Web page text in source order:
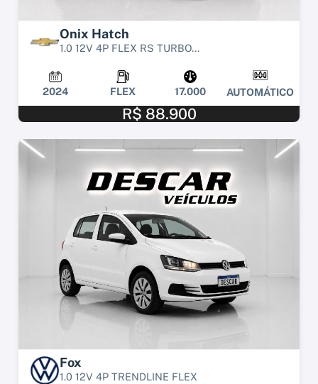
Onix Hatch
1.0 12V 4P FLEX RS TURBO...
2024 FLEX 17.000 AUTOMÁTICO
R$ 88.900
Fox
1.0 12V 4P TRENDLINE FLEX